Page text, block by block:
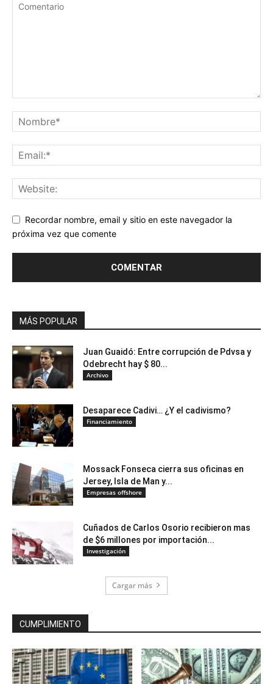
Recordar nombre, email y sitio en este navegador la
próxima vez que comente
MÁS POPULAR
Juan Guaidó: Entre corrupción de Pdvsa y
Odebrecht hay $ 80...
Archivo
Desaparece Cadivi… ¿Y el cadivismo?
Financiamiento
Mossack Fonseca cierra sus oficinas en
Jersey, Isla de Man y...
Empresas offshore
Cuñados de Carlos Osorio recibieron mas
de $6 millones por importación...
Investigación
Cargar más
CUMPLIMIENTO